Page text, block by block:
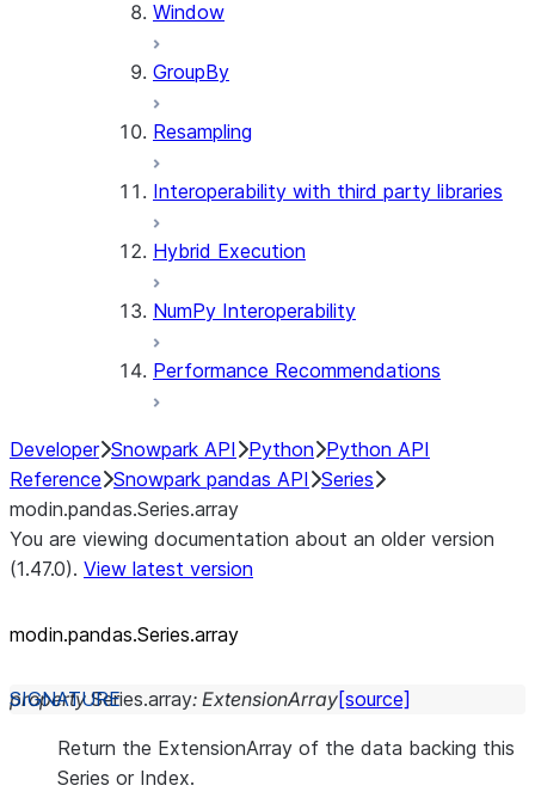
Window
GroupBy
Resampling
Interoperability with third party libraries
Hybrid Execution
NumPy Interoperability
Performance Recommendations
Developer Snowpark API Python Python API
Reference Snowpark pandas API Series
modin.pandas.Series.array
You are viewing documentation about an older version
(1.47.0). View latest version
modin.pandas.Series.array
property Series.array: ExtensionArray[source]
Return the ExtensionArray of the data backing this
Series or Index.